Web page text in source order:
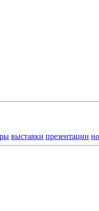
выставки презентации